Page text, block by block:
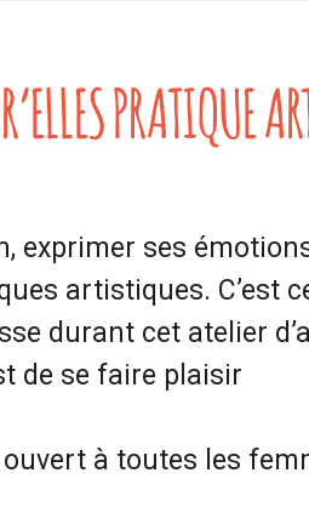
PRATIQUE
exprimer ses
artistiques. C’est
durant cet atelier
de se faire plaisir
à toutes les